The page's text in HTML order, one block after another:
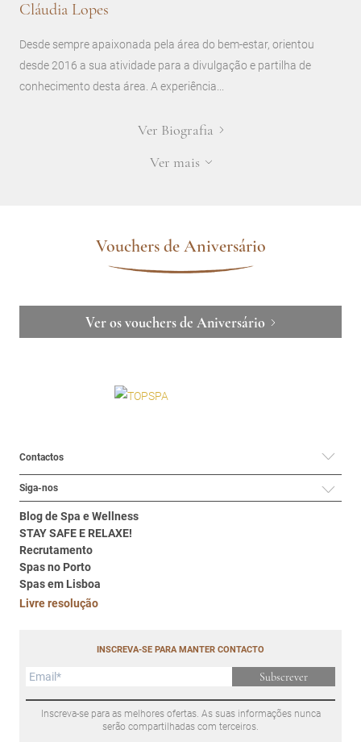
Cláudia Lopes
Desde sempre apaixonada pela área do bem-estar, orientou
desde 2016 a sua atividade para a divulgação e partilha de
conhecimento desta área. A experiência...
Ver Biografia
Ver mais
Vouchers de Aniversário
Ver os vouchers de Aniversário
Contactos
Siga-nos
Blog de Spa e Wellness
STAY SAFE E RELAXE!
Recrutamento
Spas no Porto
Spas em Lisboa
Livre resolução
INSCREVA-SE PARA MANTER CONTACTO
Subscrever
Inscreva-se para as melhores ofertas. As suas informações nunca
serão compartilhadas com terceiros.